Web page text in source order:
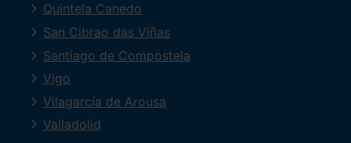
Quintela Canedo
San Cibrao das Viñas
Santiago de Compostela
Vigo
Vilagarcía de Arousa
Valladolid